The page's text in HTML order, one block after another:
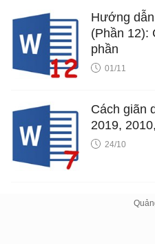
Hướng
(Phần 12):
phần
01/11
Cách giãn
2019,
24/10